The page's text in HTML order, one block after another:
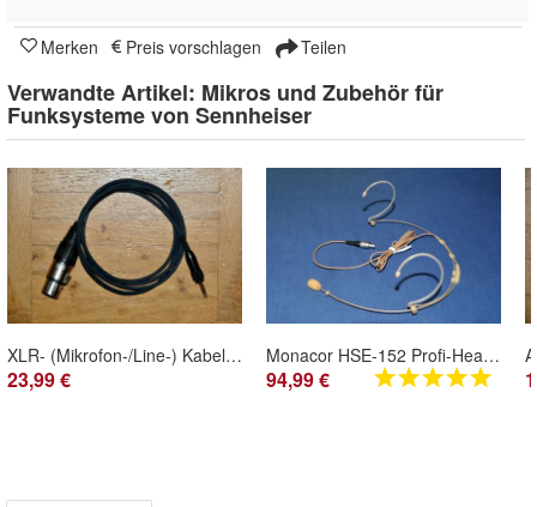
Merken Preis vorschlagen Teilen
Verwandte Artikel: Mikros und Zubehör für
Funksysteme von Sennheiser
XLR- (Mikrofon-/Line-) Kabel für Sennheiser freePORT SK 2
23,99 €
Monacor HSE-152 Profi-Headset für Sennheiser SK 50/ SK 250/ SK-3063/ SK-5012/ EW-DX
94,99 €